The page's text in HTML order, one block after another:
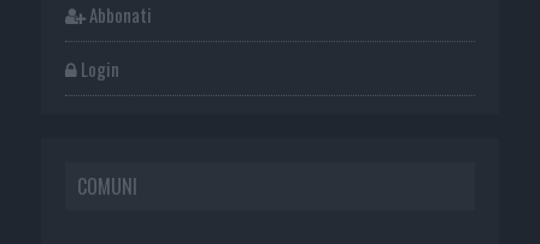
Abbonati
Login
COMUNI